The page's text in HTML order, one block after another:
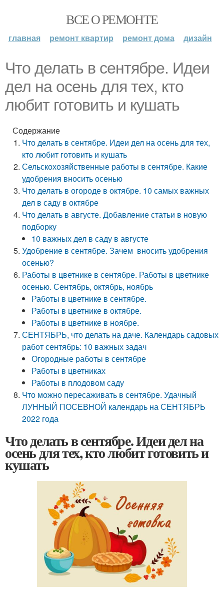
ВСЕ О РЕМОНТЕ
главная ремонт квартир ремонт дома дизайн
Что делать в сентябре. Идеи
дел на осень для тех, кто
любит готовить и кушать
Содержание
Что делать в сентябре. Идеи дел на осень для тех,
кто любит готовить и кушать
Сельскохозяйственные работы в сентябре. Какие
удобрения вносить осенью
Что делать в огороде в октябре. 10 самых важных
дел в саду в октябре
Что делать в августе. Добавление статьи в новую
подборку
10 важных дел в саду в августе
Удобрение в сентябре. Зачем вносить удобрения
осенью?
Работы в цветнике в сентябре. Работы в цветнике
осенью. Сентябрь, октябрь, ноябрь
Работы в цветнике в сентябре.
Работы в цветнике в октябре.
Работы в цветнике в ноябре.
СЕНТЯБРЬ, что делать на даче. Календарь садовых
работ сентябрь: 10 важных задач
Огородные работы в сентябре
Работы в цветниках
Работы в плодовом саду
Что можно пересаживать в сентябре. Удачный
ЛУННЫЙ ПОСЕВНОЙ календарь на СЕНТЯБРЬ
2022 года
Что делать в сентябре. Идеи дел на
осень для тех, кто любит готовить и
кушать